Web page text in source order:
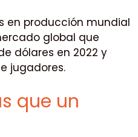
en producción mundial
global que
dólares en 2022 y
jugadores.
que un